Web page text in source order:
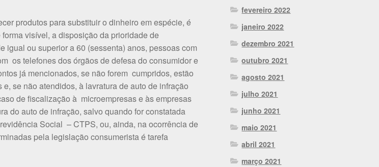
produtos para substituir o dinheiro em espécie, é
visível, a disposição da prioridade de
ou superior a 60 (sessenta) anos, pessoas com
os telefones dos órgãos de defesa do consumidor e
já mencionados, se não forem cumpridos, estão
se não atendidos, à lavratura de auto de infração
de fiscalização à microempresas e às empresas
do auto de infração, salvo quando for constatada
Social – CTPS, ou, ainda, na ocorrência de
pela legislação consumerista é tarefa
fevereiro 2022
janeiro 2022
dezembro 2021
outubro 2021
agosto 2021
julho 2021
junho 2021
maio 2021
abril 2021
março 2021